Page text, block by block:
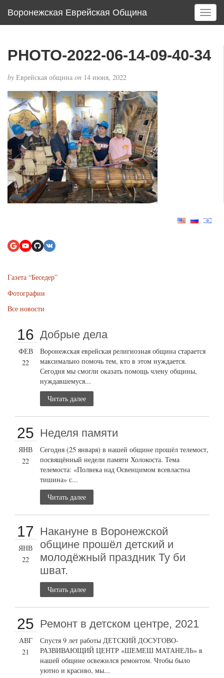
Воронежская Еврейская Община
T
o
l
PHOTO-2022-06-14-09-40-34
by Еврейская община on 14 июня, 2022
Газета “Беседер”
Фотографии
Все новости
16
ФЕВ
22
Добрые дела
Воронежская еврейская религиозная община старается
максимально помочь тем, кто в этом нуждается.
Сегодня мы смогли оказать помощь члену общины,
нуждавшемуся...
Читать далее
25
ЯНВ
22
Неделя памяти
Сегодня (25 января) в нашей общине прошёл телемост,
посвящённый недели памяти Холокоста. Тема
телемоста: «Полвека над Освенцимом всевластна
тишина» с...
Читать далее
17
ЯНВ
22
Накануне в Воронежской
общине прошёл детский и
молодёжный праздник Ту би
шват.
Читать далее
25
АВГ
21
Ремонт в детском центре, 2021
Спустя 9 лет работы ДЕТСКИЙ ДОСУГОВО-
РАЗВИВАЮЩИЙ ЦЕНТР «ШЕМЕШ МАТАНЕЛЬ» в
нашей общине освежился ремонтом. Чтобы было
уютно и красиво, мы...